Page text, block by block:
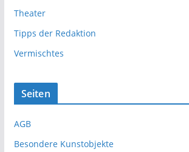
Theater
Tipps der Redaktion
Vermischtes
Seiten
AGB
Besondere Kunstobjekte